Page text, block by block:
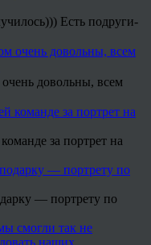
Есть подруги-
довольны, всем
за портрет на
— портрету по